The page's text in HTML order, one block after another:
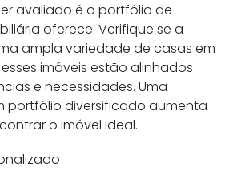
avaliado é o portfólio de
oferece. Verifique se a
ampla variedade de casas em
imóveis estão alinhados
e necessidades. Uma
portfólio diversificado aumenta
o imóvel ideal.